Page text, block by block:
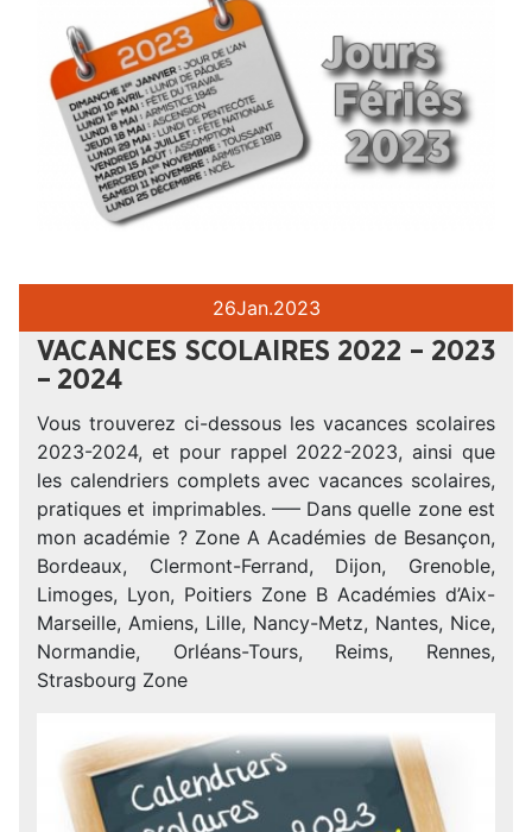
26Jan.2023
VACANCES SCOLAIRES 2022 – 2023
– 2024
Vous trouverez ci-dessous les vacances scolaires
2023-2024, et pour rappel 2022-2023, ainsi que
les calendriers complets avec vacances scolaires,
pratiques et imprimables. —– Dans quelle zone est
mon académie ? Zone A Académies de Besançon,
Bordeaux, Clermont-Ferrand, Dijon, Grenoble,
Limoges, Lyon, Poitiers Zone B Académies d’Aix-
Marseille, Amiens, Lille, Nancy-Metz, Nantes, Nice,
Normandie, Orléans-Tours, Reims, Rennes,
Strasbourg Zone